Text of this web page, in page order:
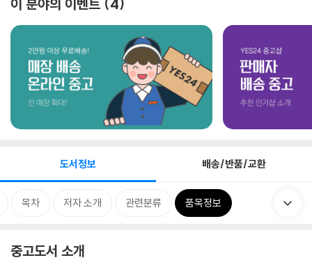
이 분야의 이벤트 4
도서정보 배송/반품/교환
목차 저자 소개 관련분류 품목정보
중고도서 소개